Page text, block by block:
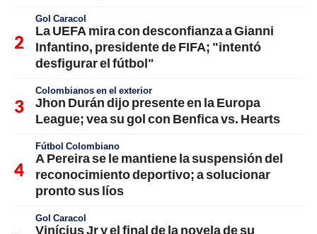
Gol Caracol
La UEFA mira con desconfianza a Gianni
Infantino, presidente de FIFA; "intentó
desfigurar el fútbol"
Colombianos en el exterior
Jhon Durán dijo presente en la Europa
League; vea su gol con Benfica vs. Hearts
Fútbol Colombiano
A Pereira se le mantiene la suspensión del
reconocimiento deportivo; a solucionar
pronto sus líos
Gol Caracol
Vinícius Jr y el final de la novela de su